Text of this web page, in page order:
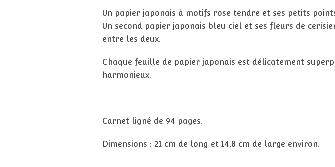
Un papier japonais à motifs rose tendre et ses petits
Un second papier japonais bleu ciel et ses fleurs de
entre les deux.
Chaque feuille de papier japonais est délicatement
harmonieux.
Carnet ligné de 94 pages.
Dimensions : 21 cm de long et 14,8 cm de large environ.